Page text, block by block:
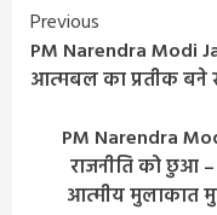
Continue
Reading
Previous
PM Narendra Modi
आत्मबल का प्रतीक बने
PM Narendra
राजनीति को छुआ –
आत्मीय मुलाकात